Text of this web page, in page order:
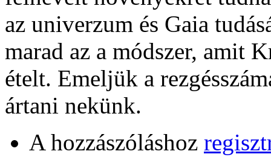
az univerzum és Gaia
marad az a módszer, amit
ételt. Emeljük a
ártani nekünk.
A hozzászóláshoz